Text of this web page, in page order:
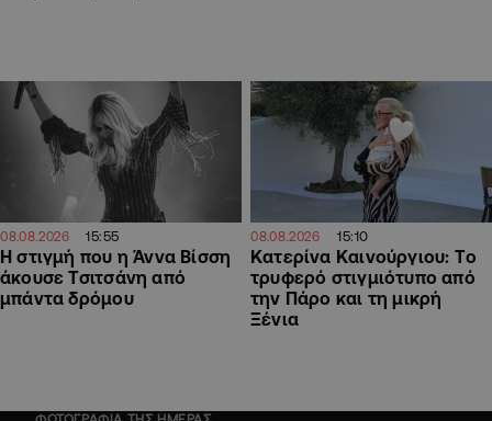
08.08.2026 15:55
H στιγμή που η Άννα Βίσση
άκουσε Τσιτσάνη από
μπάντα δρόμου
08.08.2026 15:10
Κατερίνα Καινούργιου: Tο
τρυφερό στιγμιότυπο από
την Πάρο και τη μικρή
Ξένια